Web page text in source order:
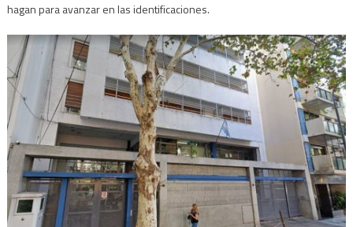
hagan para avanzar en las identificaciones.